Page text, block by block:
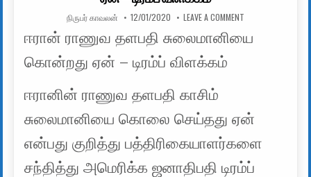
AUTHOR:
நிருபர் காவலன் PUBLISHED DATE:
12/01/2020 LEAVE A COMMENT
ஈரான் ராணுவ தளபதி சுலைமானியை
கொன்றது ஏன் – டிரம்ப் விளக்கம்
ஈரானின் ராணுவ தளபதி காசிம்
சுலைமானியை கொலை செய்தது ஏன்
என்பது குறித்து பத்திரிகையாளர்களை
சந்தித்து அமெரிக்க ஜனாதிபதி டிரம்ப்